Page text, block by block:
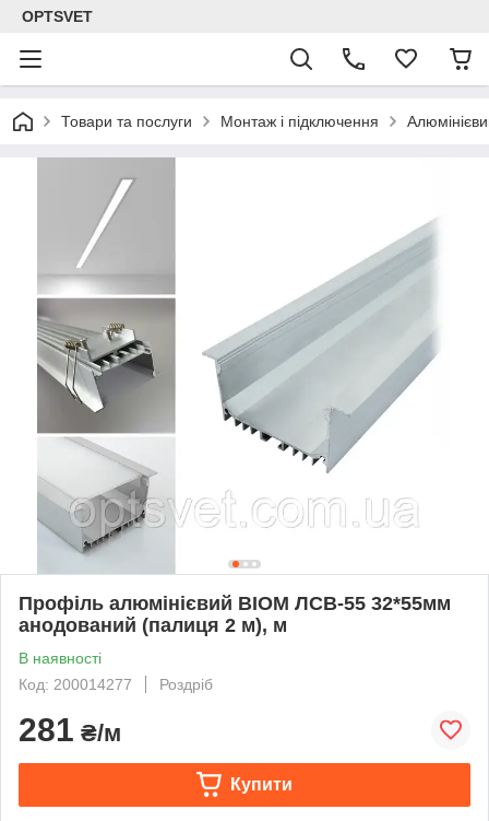
OPTSVET
Товари та послуги Монтаж і підключення
Профіль алюмінієвий BIOM ЛСВ-55 32*55мм
анодований (палиця 2 м), м
В наявності
Код: 200014277
Роздріб
281 ₴/м
Купити